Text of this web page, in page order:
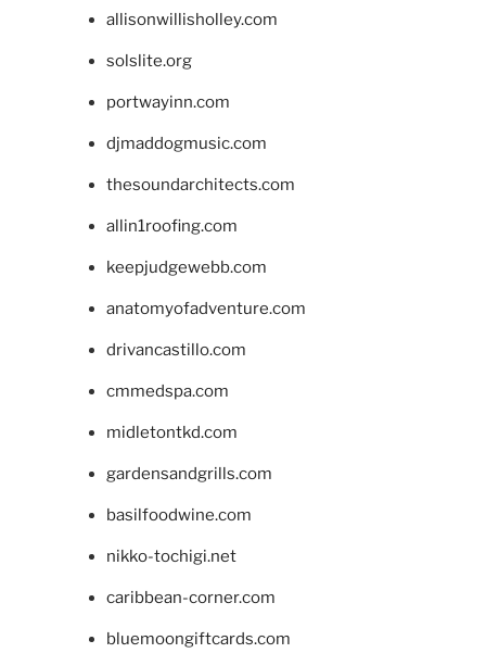
allisonwillisholley.com
solslite.org
portwayinn.com
djmaddogmusic.com
thesoundarchitects.com
allin1roofing.com
keepjudgewebb.com
anatomyofadventure.com
drivancastillo.com
cmmedspa.com
midletontkd.com
gardensandgrills.com
basilfoodwine.com
nikko-tochigi.net
caribbean-corner.com
bluemoongiftcards.com